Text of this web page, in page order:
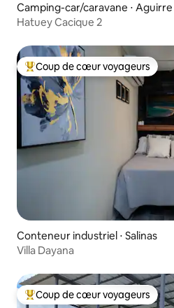
Camping-car/caravane ⋅ Aguirre
Hatuey Cacique 2
Coups de cœur voyageurs les
Coup de cœur voyageurs
Conteneur industriel ⋅ Salinas
Villa Dayana
Coups de cœur voyageurs les
Coup de cœur voyageurs